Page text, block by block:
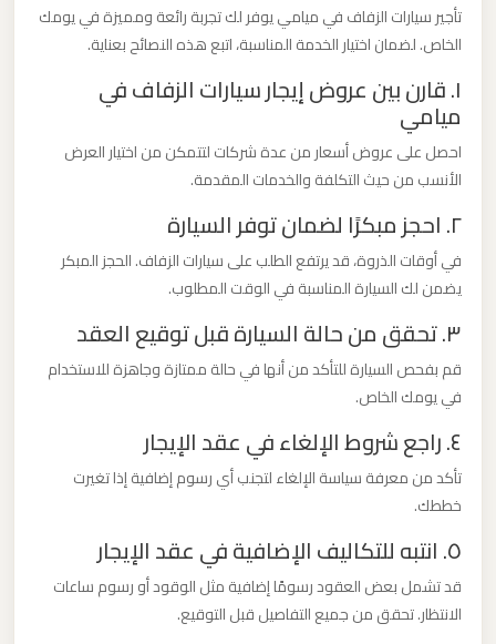
تأجير سيارات الزفاف في ميامي يوفر لك تجربة رائعة ومميزة في يومك
الخاص. لضمان اختيار الخدمة المناسبة، اتبع هذه النصائح بعناية.
١. قارن بين عروض إيجار سيارات الزفاف في
ميامي
احصل على عروض أسعار من عدة شركات لتتمكن من اختيار العرض
الأنسب من حيث التكلفة والخدمات المقدمة.
٢. احجز مبكرًا لضمان توفر السيارة
في أوقات الذروة، قد يرتفع الطلب على سيارات الزفاف. الحجز المبكر
يضمن لك السيارة المناسبة في الوقت المطلوب.
٣. تحقق من حالة السيارة قبل توقيع العقد
قم بفحص السيارة للتأكد من أنها في حالة ممتازة وجاهزة للاستخدام
في يومك الخاص.
٤. راجع شروط الإلغاء في عقد الإيجار
تأكد من معرفة سياسة الإلغاء لتجنب أي رسوم إضافية إذا تغيرت
خططك.
٥. انتبه للتكاليف الإضافية في عقد الإيجار
قد تشمل بعض العقود رسومًا إضافية مثل الوقود أو رسوم ساعات
الانتظار. تحقق من جميع التفاصيل قبل التوقيع.
القاهرة
ليموزين
ليموزين
نويبع
ليموزين
مطار
العرب
الساحل
ليموزين
مطار
العرب